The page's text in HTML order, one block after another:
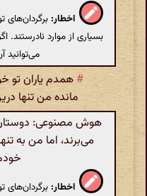
اخطار:
بسیاری از موارد
می‌توانید
# همدم یاران تو
مانده من تنها
هوش مصنوعی:
می‌برند، اما من به
اخطار: